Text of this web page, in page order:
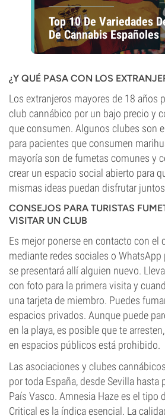
Top 10 De Variedades
De Cannabis Españoles
¿Y QUÉ PASA CON LOS
Los extranjeros mayores de 18 años
club cannábico por un bajo precio y
que consumen. Algunos clubes son
para pacientes que consumen
mayoría son de fumetas comunes y
crear un espacio social abierto para
mismas ideas puedan disfrutar
CONSEJOS PARA TURISTAS
VISITAR UN CLUB
Es mejor ponerse en contacto con el
mediante redes sociales o
se presentará allí alguien nuevo.
con foto para la primera visita y
una tarjeta de miembro. Puedes
espacios privados. Aunque puede
en la playa, es posible que te
en espacios públicos está prohibido.
Las asociaciones y clubes
por toda España, desde Sevilla hasta
País Vasco. Amnesia Haze es el tipo
Critical es la índica esencial. La